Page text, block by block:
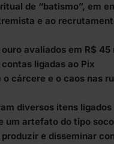
de “batismo”, em
e ao
avaliados em R$ 45
ligadas ao Pix
cárcere e o caos nas
diversos itens ligados
um artefato do tipo
e disseminar